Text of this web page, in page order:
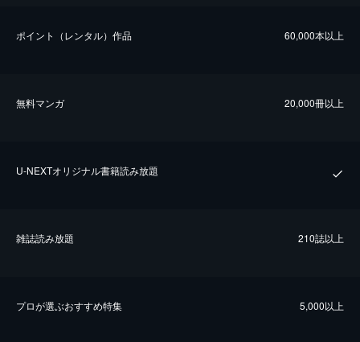
ポイント（レンタル）作品 60,000本以上
無料マンガ 20,000冊以上
U-NEXTオリジナル書籍読み放題
雑誌読み放題 210誌以上
プロが選ぶおすすめ特集 5,000以上